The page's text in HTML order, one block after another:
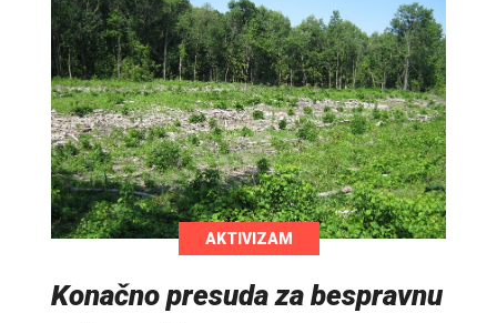
AKTIVIZAM
Konačno presuda za bespravnu